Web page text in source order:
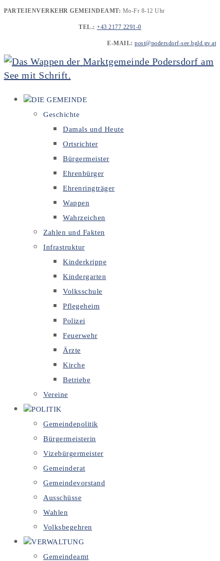
Zum
PARTEIENVERKEHR GEMEINDEAMT: Mo-Fr 8-12 Uhr
TEL.: +43 2177 2291-0
E-MAIL: post@podersdorf-see.bgld.gv.at
DIE GEMEINDE
Geschichte
Damals und Heute
Ortsrichter
Bürgermeister
Ehrenbürger
Ehrenringträger
Wappen
Wahrzeichen
Zahlen und Fakten
Infrastruktur
Kinderkrippe
Kindergarten
Volksschule
Pflegeheim
Polizei
Feuerwehr
Ärzte
Kirche
Betriebe
Vereine
POLITIK
Gemeindepolitik
Bürgermeisterin
Vizebürgermeister
Gemeinderat
Gemeindevorstand
Ausschüsse
Wahlen
Volksbegehren
VERWALTUNG
Gemeindeamt